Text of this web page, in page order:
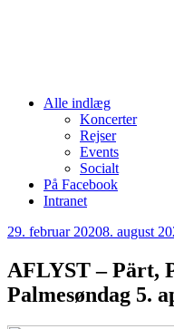
Alle indlæg
Koncerter
Rejser
Events
Socialt
På Facebook
Intranet
Udgivet
29. februar 20208. august
AFLYST – Pärt,
Palmesøndag 5.